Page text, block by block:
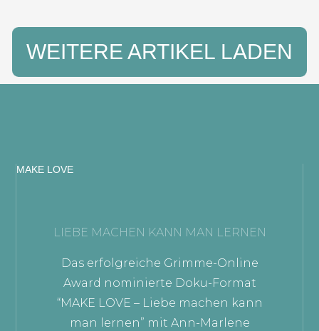
WEITERE ARTIKEL LADEN
MAKE LOVE
LIEBE MACHEN KANN MAN LERNEN
Das erfolgreiche Grimme-Online
Award nominierte Doku-Format
“MAKE LOVE – Liebe machen kann
man lernen” mit Ann-Marlene